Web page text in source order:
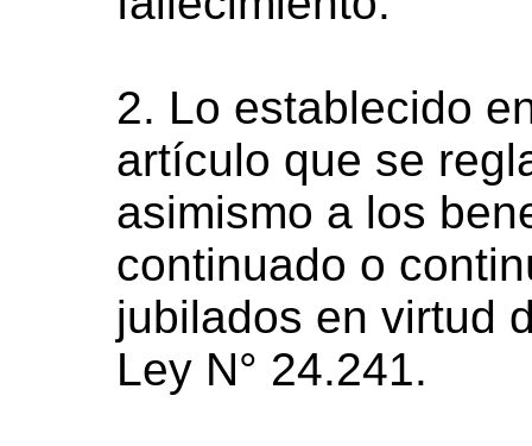
2. Lo establecido
artículo que se
asimismo a los
continuado o
jubilados en virtud
Ley N° 24.241.